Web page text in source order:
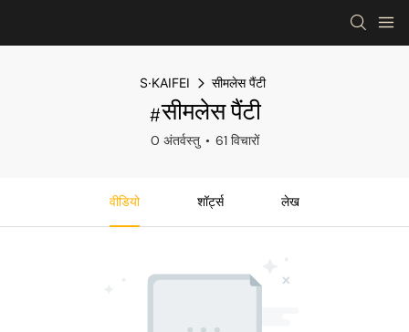
S·KAIFEI सीमलेस पैंटी
#सीमलेस पैंटी
0 अंतर्वस्तु 61 विचारों
वीडियो शॉर्ट्स लेख